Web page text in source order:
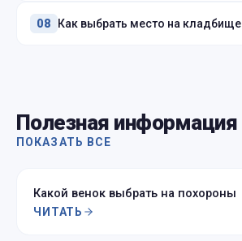
08 Как выбрать место на кладбище
Полезная информация
ПОКАЗАТЬ ВСЕ
Какой венок выбрать на похороны
ЧИТАТЬ